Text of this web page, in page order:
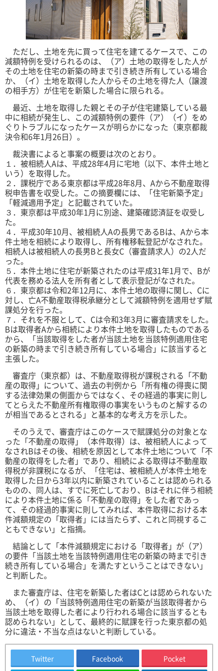
ただし、土地を先に買って住宅を建てるケースで、この
減額特例を受けられるのは、（ア）土地の取得をした人が
その土地を住宅の新築の時まで引き続き所有している場合
か、（イ）土地を取得した人からその土地を得た人（譲渡
の相手方）が住宅を新築した場合に限られる。
最近、土地を取得した親とその子が住宅建築している最
中に相続が発生し、この減額特例の要件（ア）（イ）をめ
ぐりトラブルになったケースが明らかになった（東京都裁
決令和6年1月26日）。
裁決書によると事案の概要は次のとおり。
１．被相続人Aは、平成28年4月に宅地（以下、本件土地と
いう）を取得した。
２．課税庁である東京都は平成28年8月、Aから不動産取得
税申告書を収受した。この摘要欄には、「住宅新築予定」
「軽減適用予定」と記載されていた。
３．東京都は平成30年1月に別途、建築確認済証を収受し
た。
４．平成30年10月、被相続人Aの長男であるBは、Aから本
件土地を相続により取得し、所有権移転登記がなされた。
相続人は被相続人の長男Bと長女C（審査請求人）の2人だ
った。
５．本件土地に住宅が新築されたのは平成31年1月で、Bが
代表を務める法人を所有者として表示登記がなされた。
６．東京都は令和2年12月に、本件土地の取得に関し、Cに
対し、亡A不動産取得税承継分として減額特例を適用せず賦
課処分を行った。
７．それを不服として、Cは令和3年3月に審査請求をした。
Bは取得者Aから相続により本件土地を取得したものである
から、「当該取得をした者が当該土地を当該特例適用住宅
の新築の時まで引き続き所有している場合」に該当すると
主張した。
審査庁（東京都）は、不動産取得税が課税される「不動
産の取得」について、過去の判例から「所有権の得喪に関
する法律効果の側面からではなく、その経過的事実に則し
てとらえた不動産所有権取得の事実をいうものと解するの
が相当であるとされる」と基本的な考え方を示した。
そのうえで、審査庁はこのケースで賦課処分の対象とな
った「不動産の取得」（本件取得）は、被相続人によって
なされBはその後、相続を原因として本件土地について「不
動産の取得をした者」であり、相続による取得は不動産取
得税が非課税になるが、「住宅は、被相続人が本件土地を
取得した日から3年以内に新築されていることは認められる
ものの、同人は、すでに死亡しており、Bはそれに伴う相続
により本件土地に係る「不動産の取得」をした者であっ
て、その経過的事実に則してみれば、本件取得における本
件減額規定の「取得者」には当たらず、これと同視するこ
ともできない」と指摘。
結論として「本件減額規定における「取得者」が（ア）
の要件「当該土地を当該特例適用住宅の新築の時まで引き
続き所有している場合」を満たすということはできない」
と判断した。
また審査庁は、住宅を新築した者はCとは認められないた
め、（イ）の「当該特例適用住宅の新築が当該取得者から
当該土地を取得した者により行われる場合に該当するとも
認められない」として、最終的に賦課を行った東京都の処
分に違法・不当な点はないと判断している。
Twitter Facebook Pocket